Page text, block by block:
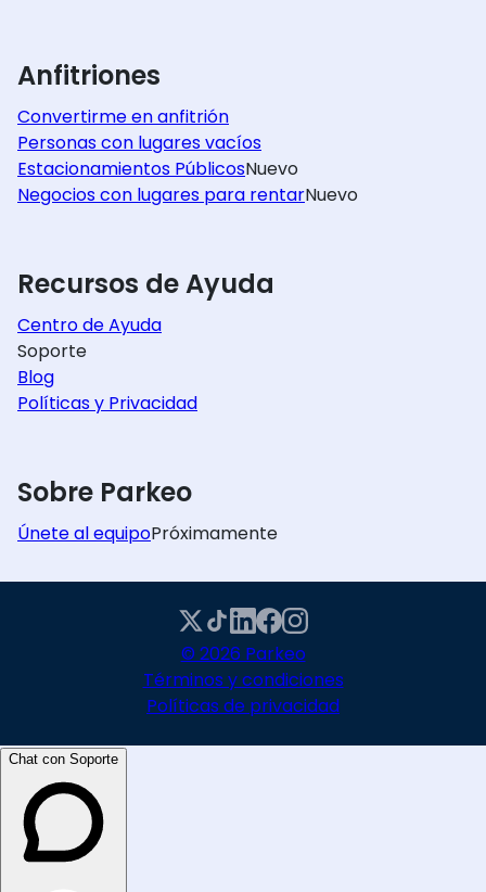
Anfitriones
Convertirme en anfitrión
Personas con lugares vacíos
Estacionamientos PúblicosNuevo
Negocios con lugares para rentarNuevo
Recursos de Ayuda
Centro de Ayuda
Soporte
Blog
Políticas y Privacidad
Sobre Parkeo
Únete al equipoPróximamente
© 2026 Parkeo
Términos y condiciones
Políticas de privacidad
Chat con Soporte